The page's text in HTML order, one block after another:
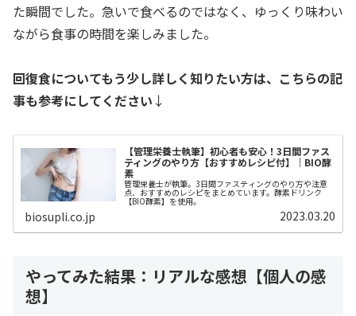
た瞬間でした。急いで食べるのではなく、ゆっくり味わい
ながら食事の時間を楽しみました。
回復食についてもう少し詳しく知りたい方は、こちらの記
事も参考にしてください ↓
【管理栄養士執筆】初心者も安心！3日間ファス
ティングのやり方【おすすめレシピ付】｜BIO酵
素
管理栄養士が執筆。3日間ファスティングのやり方や注意
点、おすすめのレシピをまとめています。酵素ドリンク
【BIO酵素】を使用。
biosupli.co.jp 2023.03.20
やってみた結果：リアルな感想【個人の感
想】